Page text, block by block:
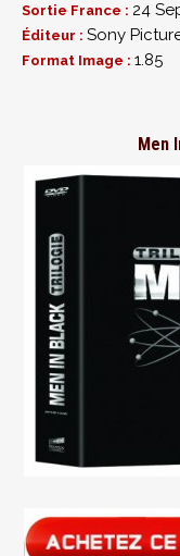
Sortie France : 24
Éditeur : Sony
Format Image : 1.85
Men